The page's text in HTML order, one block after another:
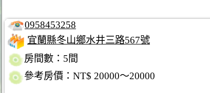
0958453258
宜蘭縣冬山鄉水井三路567號
房間數：5間
參考房價：NT$ 20000～20000